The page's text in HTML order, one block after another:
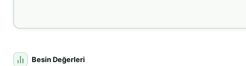
Besin Değerleri